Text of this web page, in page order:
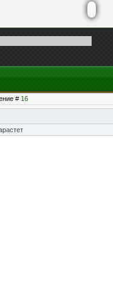
# 16